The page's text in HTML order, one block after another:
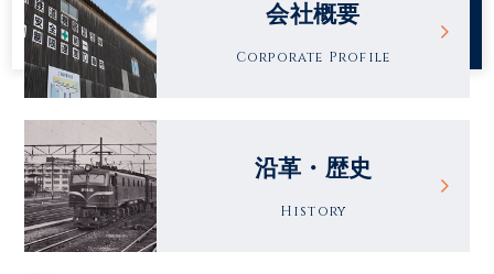
会社概要
Corporate Profile
沿革・歴史
History